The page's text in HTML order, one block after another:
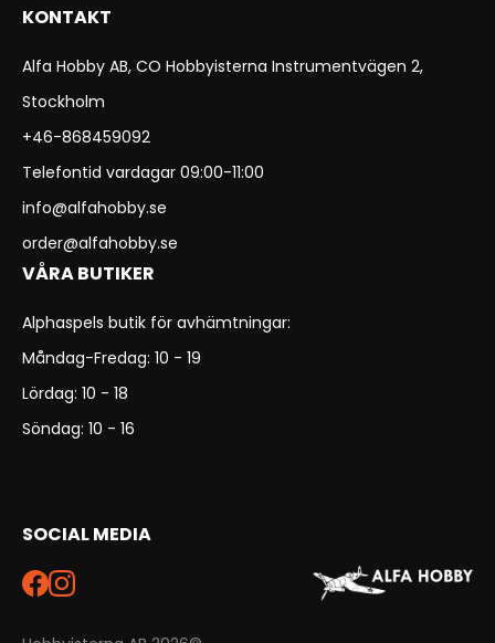
KONTAKT
Alfa Hobby AB, CO Hobbyisterna Instrumentvägen 2,
Stockholm
+46-868459092
Telefontid vardagar 09:00-11:00
info@alfahobby.se
order@alfahobby.se
VÅRA BUTIKER
Alphaspels butik för avhämtningar:
Måndag-Fredag: 10 - 19
Lördag: 10 - 18
Söndag: 10 - 16
SOCIAL MEDIA